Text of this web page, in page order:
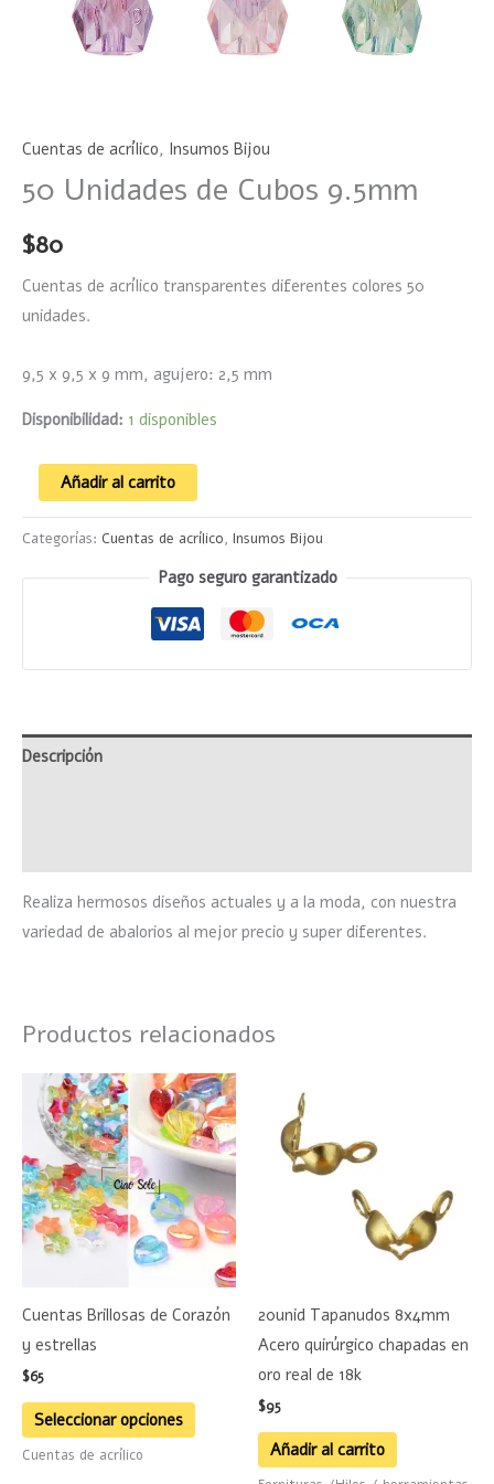
Cuentas de acrílico, Insumos Bijou
50 Unidades de Cubos 9.5mm
$80
Cuentas de acrílico transparentes diferentes colores 50
unidades.
9,5 x 9,5 x 9 mm, agujero: 2,5 mm
Disponibilidad: 1 disponibles
Añadir al carrito
Categorías: Cuentas de acrílico, Insumos Bijou
Pago seguro garantizado
Descripción
Realiza hermosos diseños actuales y a la moda, con nuestra
variedad de abalorios al mejor precio y super diferentes.
Productos relacionados
Cuentas Brillosas de Corazón
y estrellas
$65
Seleccionar opciones
Este
producto
tiene
múltiples
variantes.
Las
opciones
pueden
página
Cuentas de acrílico
20unid Tapanudos 8x4mm
Acero quirúrgico chapadas en
oro real de 18k
$95
Añadir al carrito